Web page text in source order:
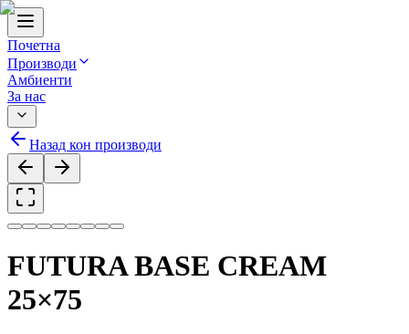
Почетна
Производи
Амбиенти
За нас
Назад кон производи
FUTURA BASE CREAM
25×75